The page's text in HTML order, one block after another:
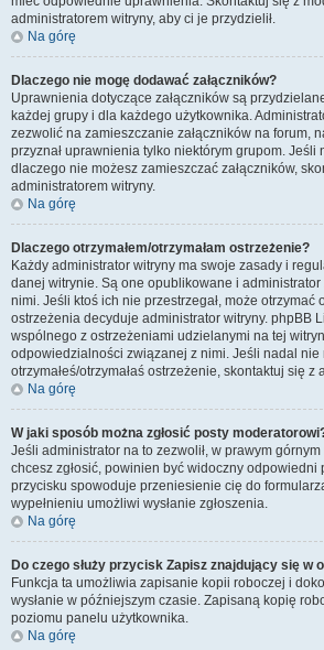
administratorem witryny, aby ci je przydzielił.
Na górę
Dlaczego nie mogę dodawać załączników?
Uprawnienia dotyczące załączników są
każdej grupy i dla każdego użytkownika.
zezwolić na zamieszczanie załączników na forum,
przyznał uprawnienia tylko niektórym grupom. Jeśli
dlaczego nie możesz zamieszczać załączników,
administratorem witryny.
Na górę
Dlaczego otrzymałem/otrzymałam ostrzeżenie?
Każdy administrator witryny ma swoje zasady i
danej witrynie. Są one opublikowane i
nimi. Jeśli ktoś ich nie przestrzegał, może otrzymać
ostrzeżenia decyduje administrator witryny. phpBB
wspólnego z ostrzeżeniami udzielanymi na tej
odpowiedzialności związanej z nimi. Jeśli nadal nie
otrzymałeś/otrzymałaś ostrzeżenie, skontaktuj się z
Na górę
W jaki sposób można zgłosić posty
Jeśli administrator na to zezwolił, w prawym
chcesz zgłosić, powinien być widoczny odpowiedni
przycisku spowoduje przeniesienie cię do
wypełnieniu umożliwi wysłanie zgłoszenia.
Na górę
Do czego służy przycisk Zapisz znajdujący się w
Funkcja ta umożliwia zapisanie kopii roboczej i
wysłanie w późniejszym czasie. Zapisaną kopię
poziomu panelu użytkownika.
Na górę